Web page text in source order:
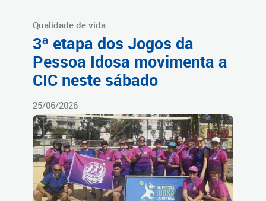
Qualidade de vida
3ª etapa dos Jogos da
Pessoa Idosa movimenta a
CIC neste sábado
25/06/2026